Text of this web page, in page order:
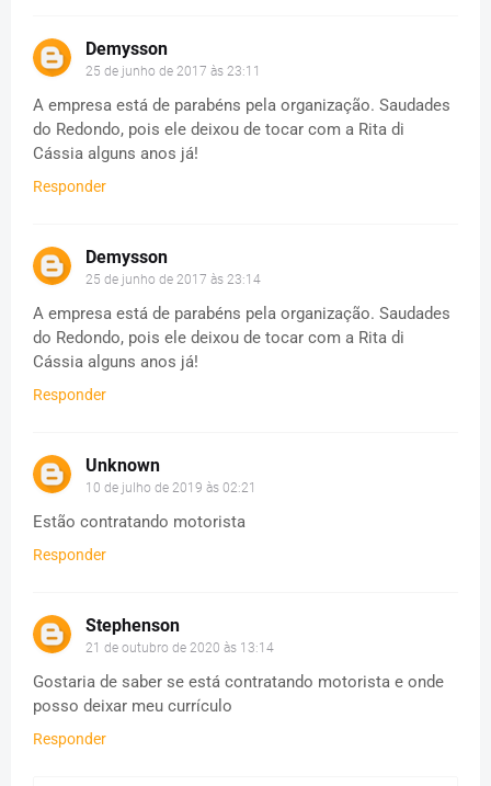
Demysson
25 de junho de 2017 às 23:11
A empresa está de parabéns pela organização. Saudades
do Redondo, pois ele deixou de tocar com a Rita di
Cássia alguns anos já!
Responder
Demysson
25 de junho de 2017 às 23:14
A empresa está de parabéns pela organização. Saudades
do Redondo, pois ele deixou de tocar com a Rita di
Cássia alguns anos já!
Responder
Unknown
10 de julho de 2019 às 02:21
Estão contratando motorista
Responder
Stephenson
21 de outubro de 2020 às 13:14
Gostaria de saber se está contratando motorista e onde
posso deixar meu currículo
Responder